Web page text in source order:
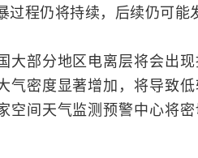
程仍将持续，后续仍可能
大部分地区电离层将会出
气密度显著增加，将导致
空间天气监测预警中心将